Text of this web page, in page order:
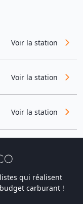
Voir la station
Voir la station
Voir la station
qui réalisent
carburant !